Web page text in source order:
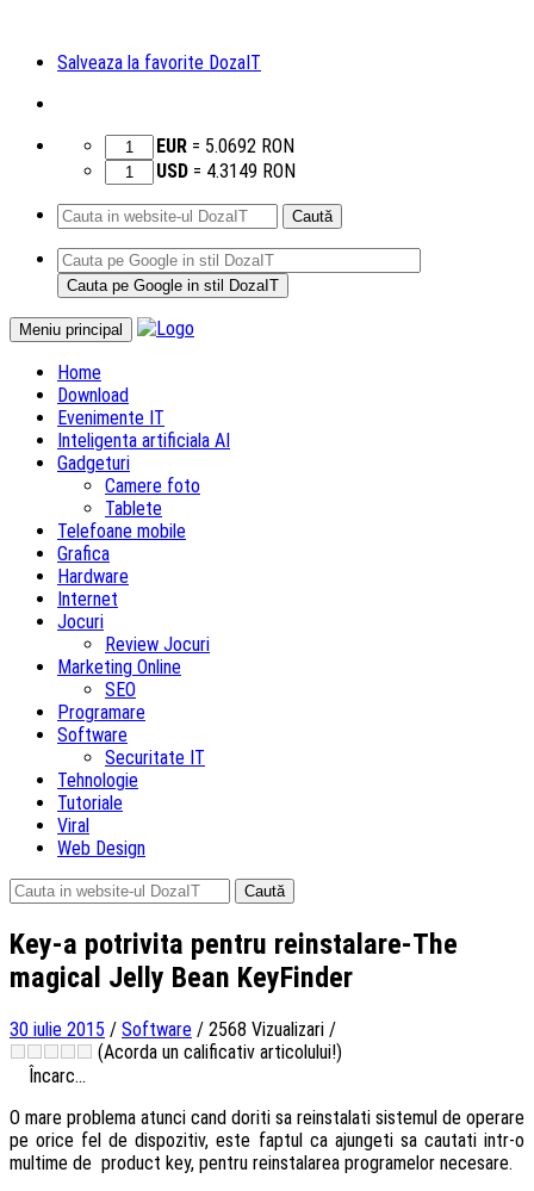
Salveaza la favorite DozaIT
EUR = 5.0692 RON
USD = 4.3149 RON
Caută
după:
Meniu principal
Sari
Home
Download
Evenimente IT
Inteligenta artificiala AI
Gadgeturi
Camere foto
Tablete
Telefoane mobile
Grafica
Hardware
Internet
Jocuri
Review Jocuri
Marketing Online
SEO
Programare
Software
Securitate IT
Tehnologie
Tutoriale
Viral
Web Design
Caută
după:
Key-a potrivita pentru reinstalare-The
magical Jelly Bean KeyFinder
30 iulie 2015 / Software / 2568 Vizualizari /
(Acorda un calificativ articolului!)
Încarc...
O mare problema atunci cand doriti sa reinstalati sistemul de operare
pe orice fel de dispozitiv, este faptul ca ajungeti sa cautati intr-o
multime de product key, pentru reinstalarea programelor necesare.